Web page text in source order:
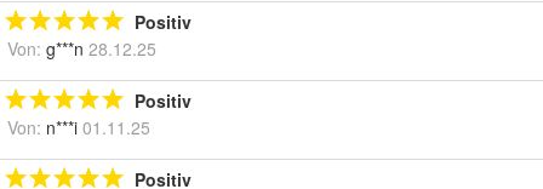
Positiv
Von: g***n 28.12.25
Positiv
Von: n***i 01.11.25
Positiv